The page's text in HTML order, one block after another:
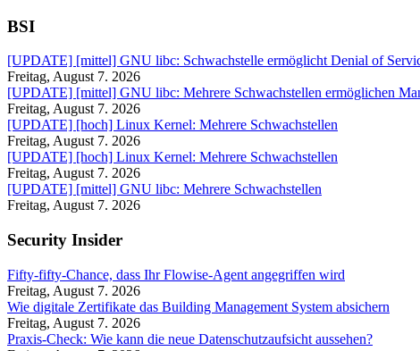
BSI
[UPDATE] [mittel] GNU libc: Schwachstelle ermöglicht Denial of
Freitag, August 7. 2026
[UPDATE] [mittel] GNU libc: Mehrere Schwachstellen ermöglichen
Freitag, August 7. 2026
[UPDATE] [hoch] Linux Kernel: Mehrere Schwachstellen
Freitag, August 7. 2026
[UPDATE] [hoch] Linux Kernel: Mehrere Schwachstellen
Freitag, August 7. 2026
[UPDATE] [mittel] GNU libc: Mehrere Schwachstellen
Freitag, August 7. 2026
Security Insider
Fifty-fifty-Chance, dass Ihr Flowise-Agent angegriffen wird
Freitag, August 7. 2026
Wie digitale Zertifikate das Building Management System absichern
Freitag, August 7. 2026
Praxis-Check: Wie kann die neue Datenschutzaufsicht aussehen?